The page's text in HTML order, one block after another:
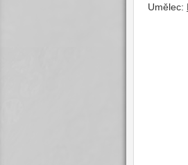
Umělec: